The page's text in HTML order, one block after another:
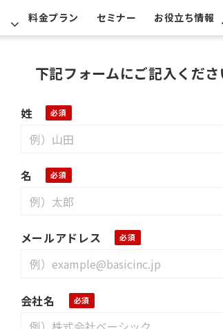
料金プラン セミナー お役立ち情報
下記フォームにご記入くださ
姓
名
メールアドレス
会社名